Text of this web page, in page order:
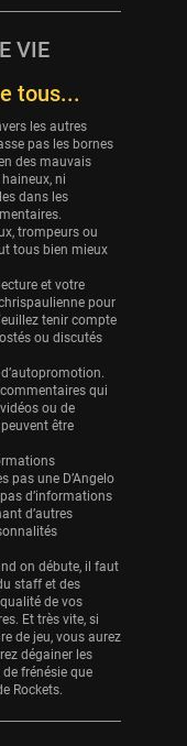
Wizards
Blazers
Kings
VIE
tous...
les autres
pas les bornes
des mauvais
ni
dans les
trompeurs ou
tous bien mieux
et votre
pour
tenir compte
ou discutés
qui
ou de
être
pas une D’Angelo
d’informations
d’autres
on débute, il faut
staff et des
de vos
Et très vite, si
de jeu, vous aurez
dégainer les
frénésie que
Rockets.